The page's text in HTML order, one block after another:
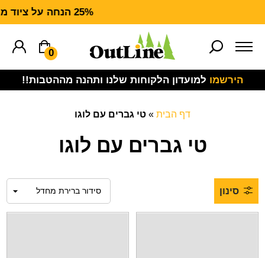
25% הנחה על ציוד מנדף CARHARTT FORCE
0
הירשמו למועדון הלקוחות שלנו ותהנה מההטבות!!
דף הבית » טי גברים עם לוגו
טי גברים עם לוגו
סינון